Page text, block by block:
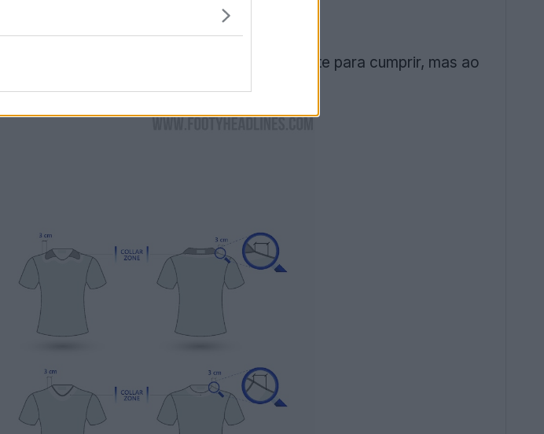
colocar o logótipo da Nocta estrategicamente para cumprir, mas ao
à identificação do fabricante.